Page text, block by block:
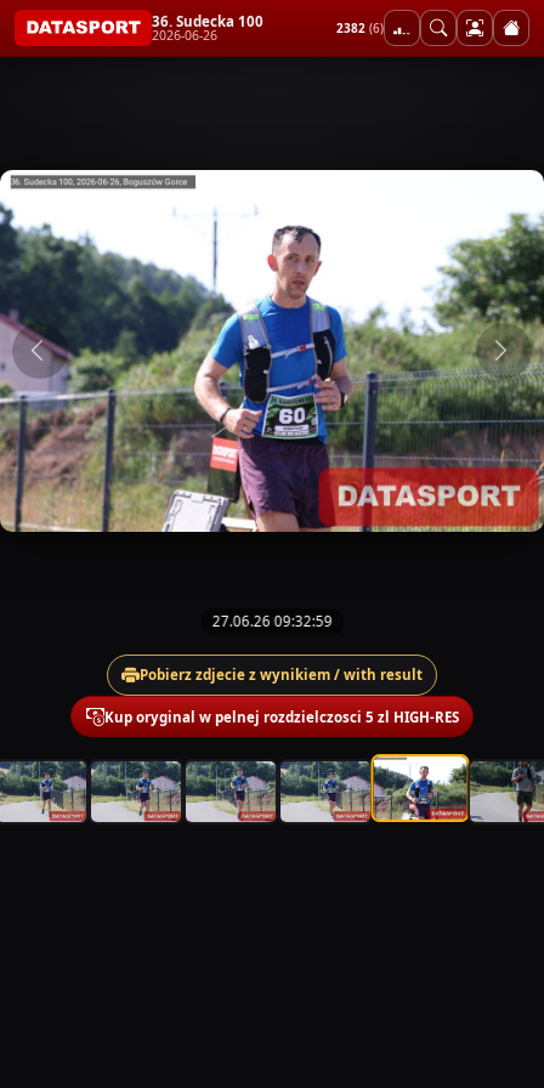
36. Sudecka 100
2026-06-26 2382 (6)
27.06.26 09:32:59
Pobierz zdjecie z wynikiem / with result
Kup oryginal w pelnej rozdzielczosci 5 zl HIGH-RES